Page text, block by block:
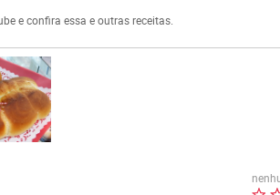
e confira essa e outras receitas.